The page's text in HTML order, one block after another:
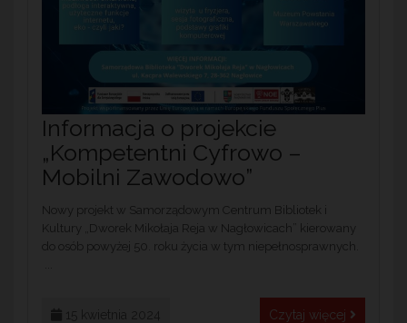
Informacja o projekcie
„Kompetentni Cyfrowo –
Mobilni Zawodowo”
Nowy projekt w Samorządowym Centrum Bibliotek i
Kultury „Dworek Mikołaja Reja w Nagłowicach” kierowany
do osób powyżej 50. roku życia w tym niepełnosprawnych.
Czytaj więcej